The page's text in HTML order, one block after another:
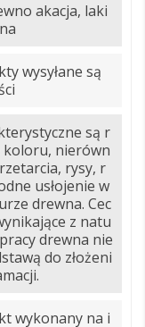
akacja, laki
wysyłane są
są r
koloru, nierówn
rysy, r
usłojenie w
drewna. Cec
z natu
drewna nie
do złożeni
wykonany na i